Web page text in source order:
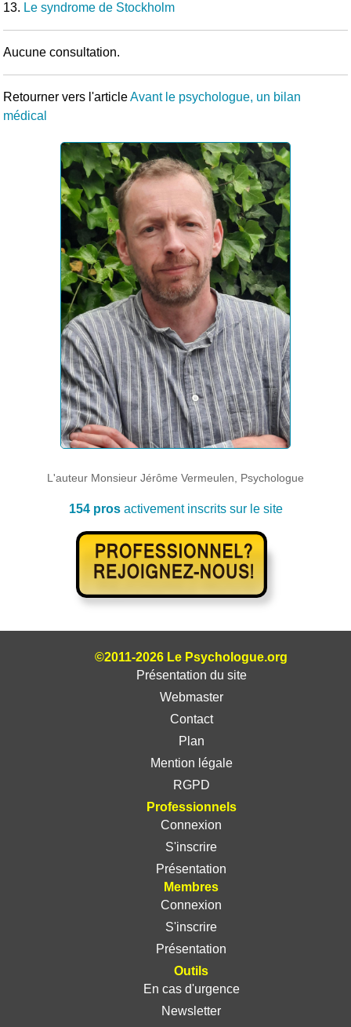
13. Le syndrome de Stockholm
Aucune consultation.
Retourner vers l'articleAvant le psychologue, un bilan
médical
L'auteur Monsieur Jérôme Vermeulen, Psychologue
154 prosactivement inscrits sur le site
©2011-2026 Le Psychologue.org
Présentation du site
Webmaster
Contact
Plan
Mention légale
RGPD
Professionnels
Connexion
S'inscrire
Présentation
Membres
Connexion
S'inscrire
Présentation
Outils
En cas d'urgence
Newsletter